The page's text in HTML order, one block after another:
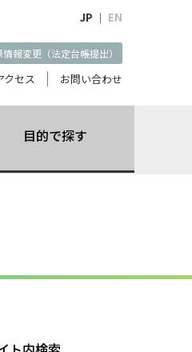
JP ｜ EN
報変更（法定台帳提出）
クセス お問い合わせ
目的で探す